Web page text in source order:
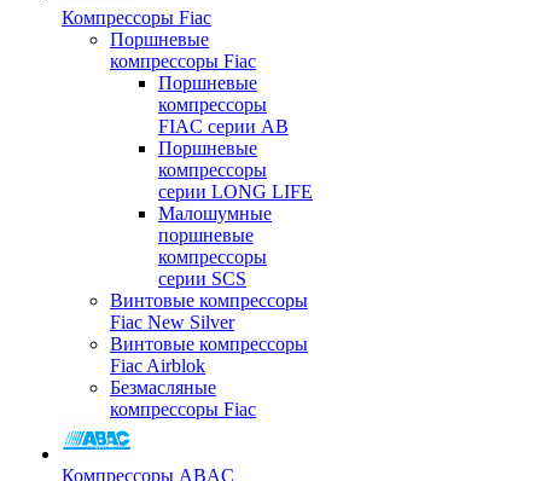
Компрессоры Fiac
Поршневые
компрессоры Fiac
Поршневые
компрессоры
FIAC серии AB
Поршневые
компрессоры
серии LONG LIFE
Малошумные
поршневые
компрессоры
серии SCS
Винтовые компрессоры
Fiac New Silver
Винтовые компрессоры
Fiac Airblok
Безмасляные
компрессоры Fiac
Компрессоры ABAC